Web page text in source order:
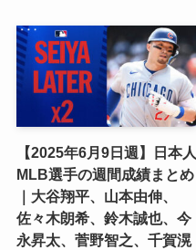
【2025年6月9日週】日本人
MLB選手の週間成績まとめ
｜大谷翔平、山本由伸、
佐々木朗希、鈴木誠也、今
永昇太、菅野智之、千賀滉